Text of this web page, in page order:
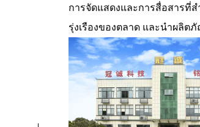
การจัดแสดงและการสื่อสารที่
รุ่งเรืองของตลาด และนำผลิ